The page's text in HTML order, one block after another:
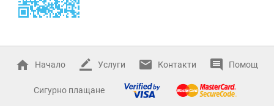
Начало Услуги Контакти Помощ
Сигурно плащане